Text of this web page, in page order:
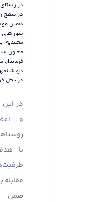
در
در سطح
همین
محمدیه،
معاون
در محل
در این
و
با
ضمن